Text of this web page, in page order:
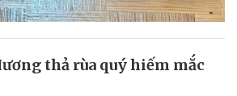
thả rùa quý hiếm mắc